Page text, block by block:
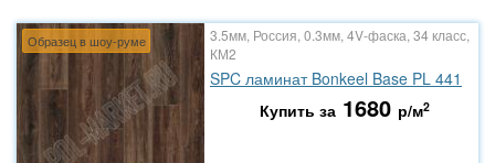
Образец в шоу-руме
3.5мм, Россия, 0.3мм, 4V-фаска, 34 класс,
КМ2
SPC ламинат Bonkeel Base PL 441
Купить за 1680 р/м2